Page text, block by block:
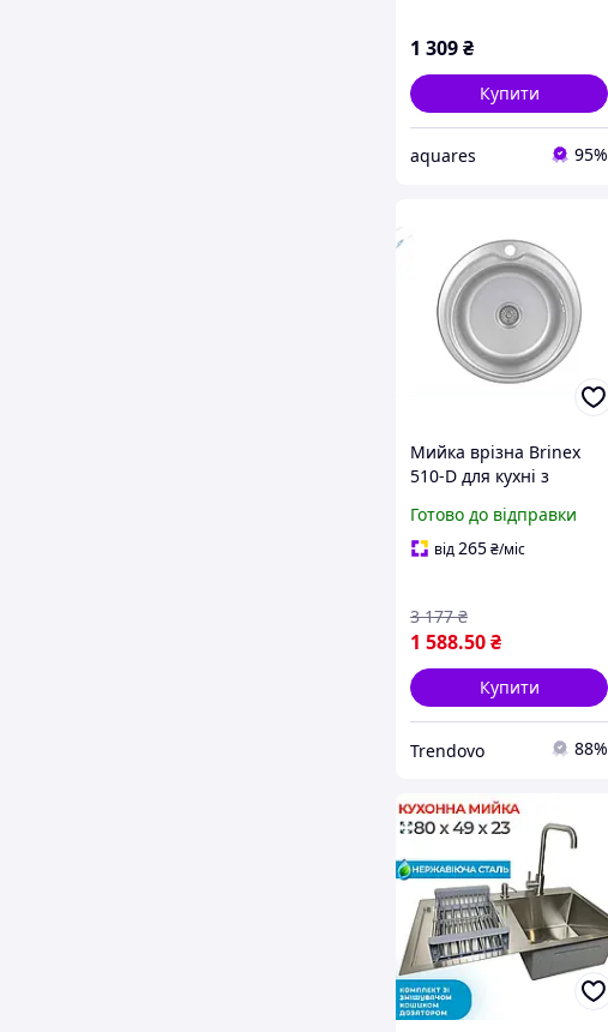
1 309₴
Купити
aquares 95%
Мийка врізна Brinex
510-D для кухні з
чаша 390х390х180мм
Micro Decor
Готово до відправки
від265₴/міс
1 588.50₴
3 177 ₴
Купити
Trendovo 88%